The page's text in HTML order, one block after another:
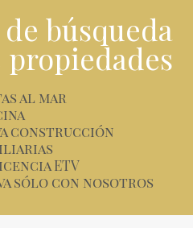
búsqueda
propiedades
al mar
construcción
ETV
sólo con nosotros